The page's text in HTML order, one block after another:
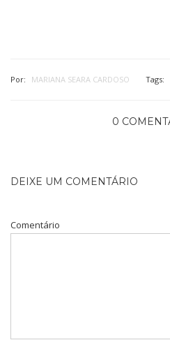
Por: MARIANA SEARA CARDOSO Tags:
0
DEIXE UM COMENTÁRIO
Comentário